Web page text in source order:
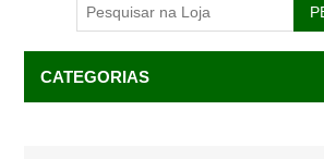
CATEGORIAS